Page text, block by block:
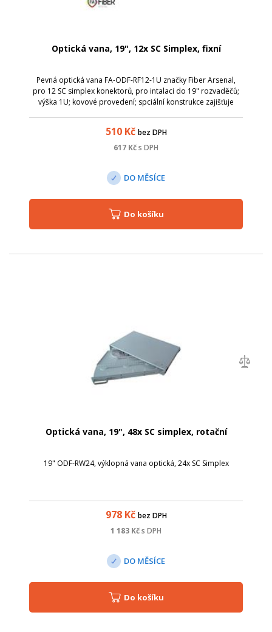
Optická vana, 19", 12x SC Simplex, fixní
Pevná optická vana FA-ODF-RF12-1U značky Fiber Arsenal,
pro 12 SC simplex konektorů, pro intalaci do 19" rozvaděčů;
výška 1U; kovové provedení; spciální konstrukce zajišťuje
510Kč bez DPH
617 Kčs DPH
DO MĚSÍCE
Do košíku
Optická vana, 19", 48x SC simplex, rotační
19" ODF-RW24, výklopná vana optická, 24x SC Simplex
978Kč bez DPH
1 183 Kčs DPH
DO MĚSÍCE
Do košíku